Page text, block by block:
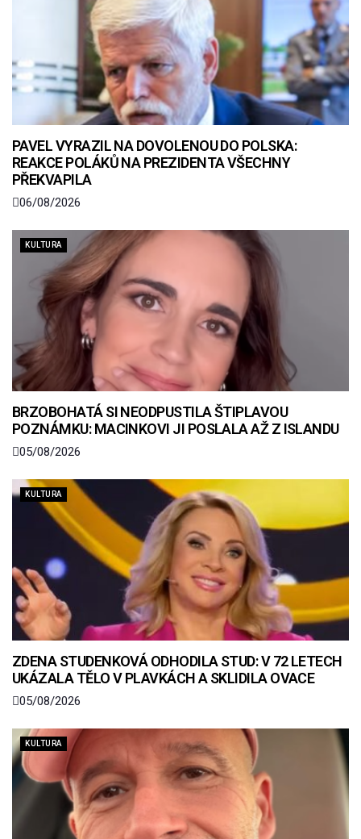
PAVEL VYRAZIL NA DOVOLENOU DO POLSKA:
REAKCE POLÁKŮ NA PREZIDENTA VŠECHNY
PŘEKVAPILA
06/08/2026
KULTURA
BRZOBOHATÁ SI NEODPUSTILA ŠTIPLAVOU
POZNÁMKU: MACINKOVI JI POSLALA AŽ Z ISLANDU
05/08/2026
KULTURA
ZDENA STUDENKOVÁ ODHODILA STUD: V 72 LETECH
UKÁZALA TĚLO V PLAVKÁCH A SKLIDILA OVACE
05/08/2026
KULTURA